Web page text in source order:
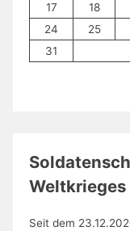
17
18
24
25
31
Weltkrieges
Seit dem